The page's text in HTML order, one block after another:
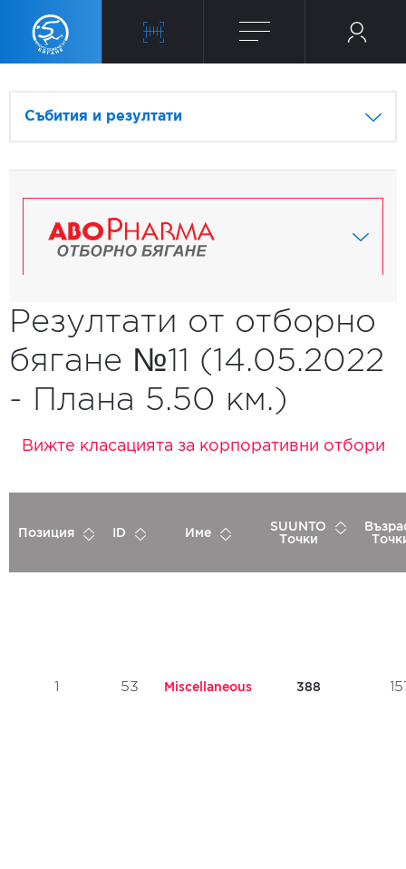
Събития и резултати
Резултати от отборно
бягане №11 (14.05.2022
- Плана 5.50 км.)
Вижте класацията за корпоративни отбори
Позиция ID Име
SUUNTO
Точки
1 53 Miscellaneous 388